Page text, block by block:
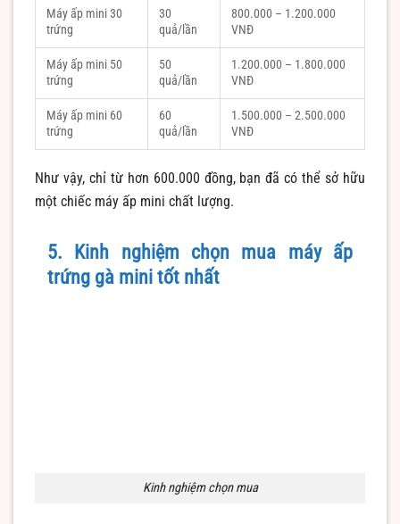
Máy ấp mini 30
trứng
30
quả/lần
800.000 – 1.200.000
VNĐ
Máy ấp mini 50
trứng
50
quả/lần
1.200.000 – 1.800.000
VNĐ
Máy ấp mini 60
trứng
60
quả/lần
1.500.000 – 2.500.000
VNĐ
Như vậy, chỉ từ hơn 600.000 đồng, bạn đã có thể sở hữu
một chiếc máy ấp mini chất lượng.
5. Kinh nghiệm chọn mua máy ấp
trứng gà mini tốt nhất
Kinh nghiệm chọn mua